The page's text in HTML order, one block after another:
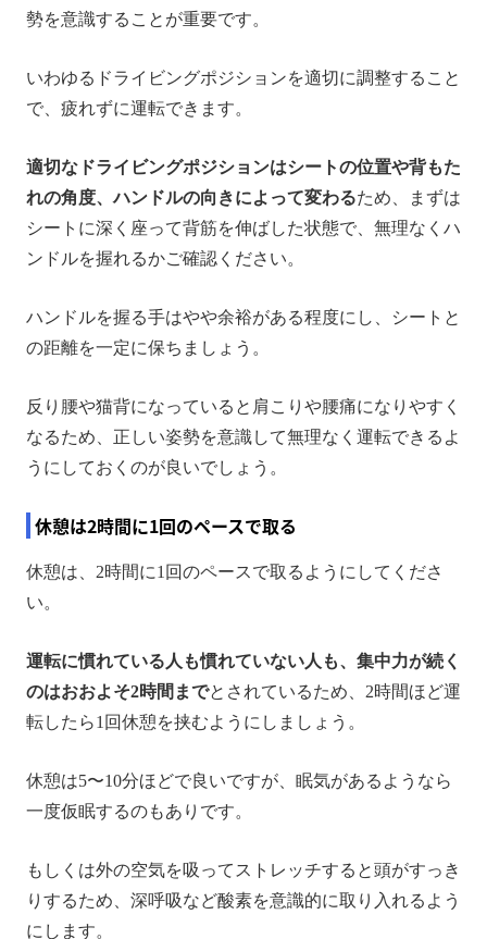
勢を意識することが重要です。
いわゆるドライビングポジションを適切に調整すること
で、疲れずに運転できます。
適切なドライビングポジションはシートの位置や背もた
れの角度、ハンドルの向きによって変わるため、まずは
シートに深く座って背筋を伸ばした状態で、無理なくハ
ンドルを握れるかご確認ください。
ハンドルを握る手はやや余裕がある程度にし、シートと
の距離を一定に保ちましょう。
反り腰や猫背になっていると肩こりや腰痛になりやすく
なるため、正しい姿勢を意識して無理なく運転できるよ
うにしておくのが良いでしょう。
休憩は2時間に1回のペースで取る
休憩は、2時間に1回のペースで取るようにしてくださ
い。
運転に慣れている人も慣れていない人も、集中力が続く
のはおおよそ2時間までとされているため、2時間ほど運
転したら1回休憩を挟むようにしましょう。
休憩は5〜10分ほどで良いですが、眠気があるようなら
一度仮眠するのもありです。
もしくは外の空気を吸ってストレッチすると頭がすっき
りするため、深呼吸など酸素を意識的に取り入れるよう
にします。